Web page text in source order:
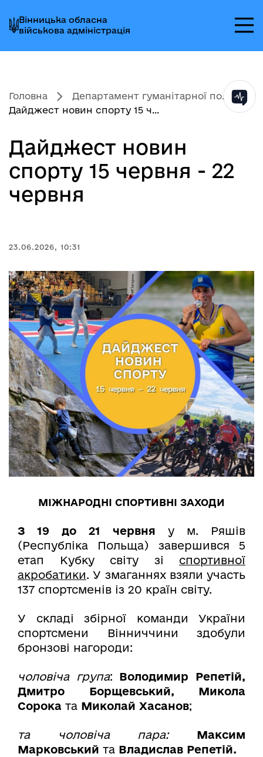
до
головного
меню
до
головного
вмісту
до
головного
колонтитула
Вінницька обласна
військова адміністрація
Головна
Департамент гуманітарної по...
Дайджест новин спорту 15 ч...
Дайджест новин
спорту 15 червня - 22
червня
23.06.2026, 10:31
МІЖНАРОДНІ СПОРТИВНІ ЗАХОДИ
З 19 до 21 червня у м. Ряшів
(Республіка Польща) завершився 5
етап Кубку світу зі спортивної
акробатики. У змаганнях взяли участь
137 спортсменів із 20 країн світу.
У складі збірної команди України
спортсмени Вінниччини здобули
бронзові нагороди:
чоловіча група: Володимир Репетій,
Дмитро Борщевський, Микола
Сорока та Миколай Хасанов;
та чоловіча пара:
Максим
Марковський та Владислав Репетій.